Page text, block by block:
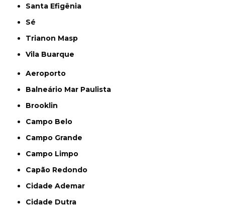
Santa Efigênia
Sé
Trianon Masp
Vila Buarque
Aeroporto
Balneário Mar Paulista
Brooklin
Campo Belo
Campo Grande
Campo Limpo
Capão Redondo
Cidade Ademar
Cidade Dutra